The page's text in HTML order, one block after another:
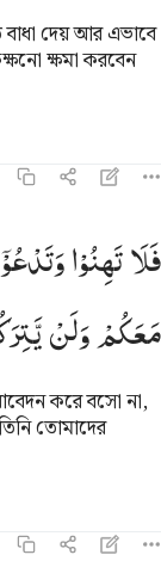
দেয় আর এভাবে
ক্ষমা করবেন
فلا تهنوا وتدعوا
فَلَا تَهِنُوا۟ وَتَدْعُوٓا۟
فَلَاتَهِنُوْا
مَعَكُمْوَلَنْ
করে বসো না,
তোমাদের